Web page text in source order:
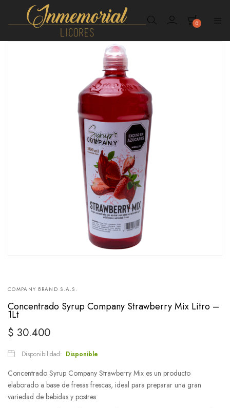
Inmemorial
0
COMPANY BRAND S.A.S.
Concentrado Syrup Company Strawberry Mix Litro –
1Lt
$ 30.400
Disponibilidad: Disponible
Concentrado Syrup Company Strawberry Mix es un producto
elaborado a base de fresas frescas, ideal para preparar una gran
variedad de bebidas y postres.